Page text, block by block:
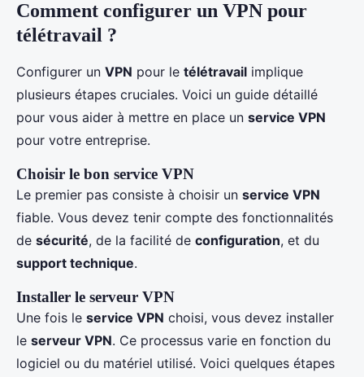
Comment configurer un VPN pour
télétravail ?
Configurer un VPN pour le télétravail implique
plusieurs étapes cruciales. Voici un guide détaillé
pour vous aider à mettre en place un service VPN
pour votre entreprise.
Choisir le bon service VPN
Le premier pas consiste à choisir un service VPN
fiable. Vous devez tenir compte des fonctionnalités
de sécurité, de la facilité de configuration, et du
support technique.
Installer le serveur VPN
Une fois le service VPN choisi, vous devez installer
le serveur VPN. Ce processus varie en fonction du
logiciel ou du matériel utilisé. Voici quelques étapes